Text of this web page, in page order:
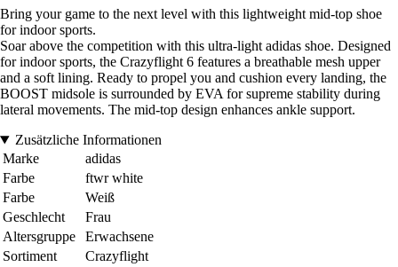
Bring your game to the next level with this lightweight mid-top shoe
for indoor sports.
Soar above the competition with this ultra-light adidas shoe. Designed
for indoor sports, the Crazyflight 6 features a breathable mesh upper
and a soft lining. Ready to propel you and cushion every landing, the
BOOST midsole is surrounded by EVA for supreme stability during
lateral movements. The mid-top design enhances ankle support.
Zusätzliche Informationen
Marke
adidas
Farbe
ftwr white
Farbe
Weiß
Geschlecht
Frau
Altersgruppe
Erwachsene
Sortiment
Crazyflight